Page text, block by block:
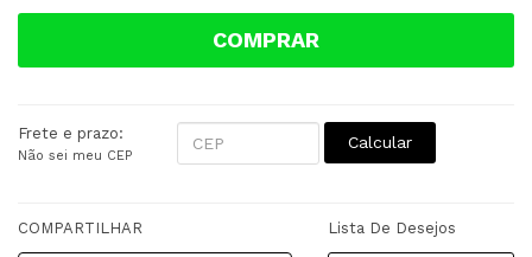
COMPRAR
Frete e prazo:
Não sei meu CEP
Calcular
COMPARTILHAR Lista De Desejos